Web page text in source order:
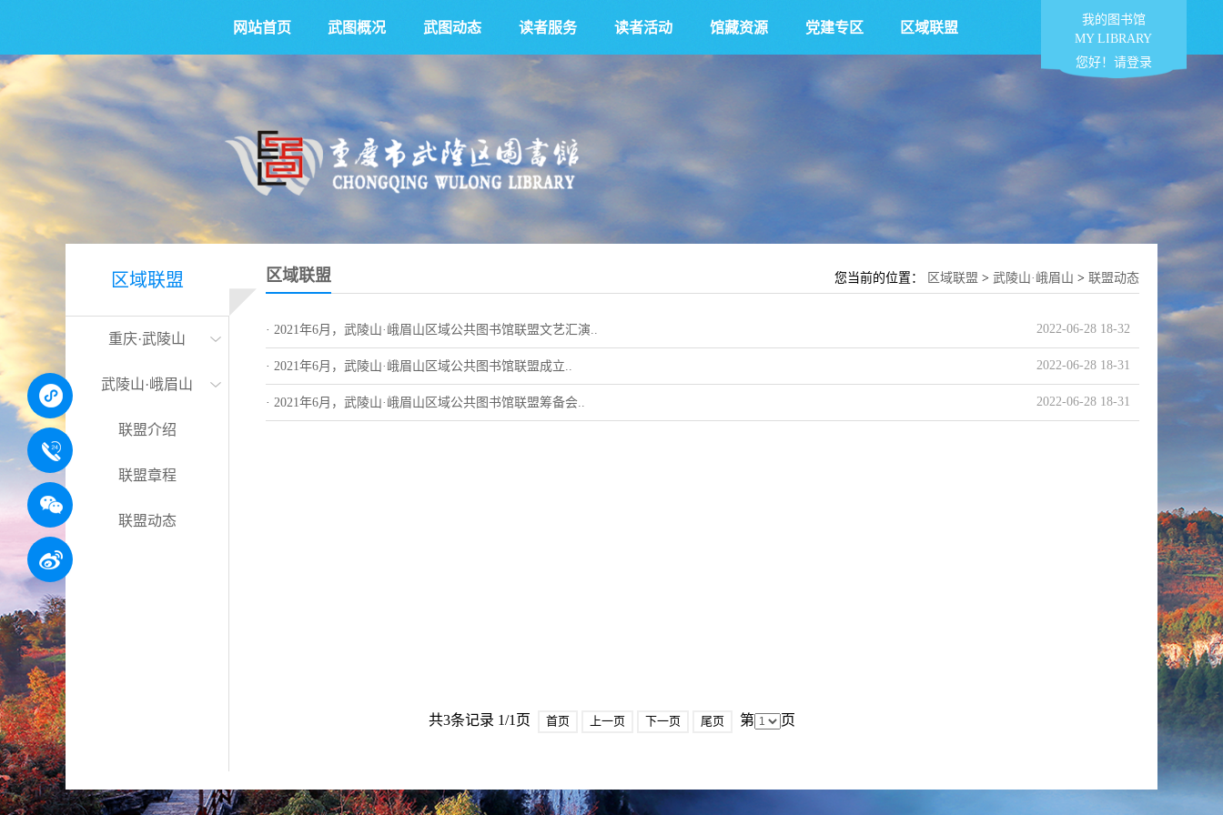
网站首页 武图概况 武图动态 读者服务 读者活动 馆藏资源 党建专区 区域联盟
我的图书馆
MY LIBRARY
您好！请登录
区域联盟
重庆·武陵山
武陵山·峨眉山
联盟介绍
联盟章程
联盟动态
区域联盟 您当前的位置： 区域联盟 > 武陵山·峨眉山 > 联盟动态
2022-06-28 18-32
· 2021年6月，武陵山·峨眉山区域公共图书馆联盟文艺汇演..
2022-06-28 18-31
· 2021年6月，武陵山·峨眉山区域公共图书馆联盟成立..
2022-06-28 18-31
· 2021年6月，武陵山·峨眉山区域公共图书馆联盟筹备会..
共3条记录 1/1页 首页 上一页 下一页 尾页 第 页